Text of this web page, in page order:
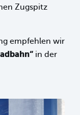
Zugspitz
empfehlen wir
in der